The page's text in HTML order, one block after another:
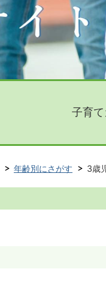
子育
年齢別にさがす 3歳